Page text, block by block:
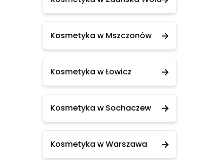
Kosmetyka w Mszczonów
Kosmetyka w Łowicz
Kosmetyka w Sochaczew
Kosmetyka w Warszawa